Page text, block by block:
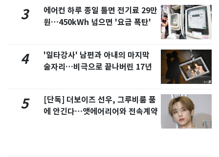
3
에어컨 하루 종일 틀면 전기료 29만
원…450kWh 넘으면 '요금 폭탄'
4
'일타강사' 남편과 아내의 마지막
술자리…비극으로 끝나버린 17년
5
[단독] 더보이즈 선우, 그루비룸 품
에 안긴다…앳에어리어와 전속계약